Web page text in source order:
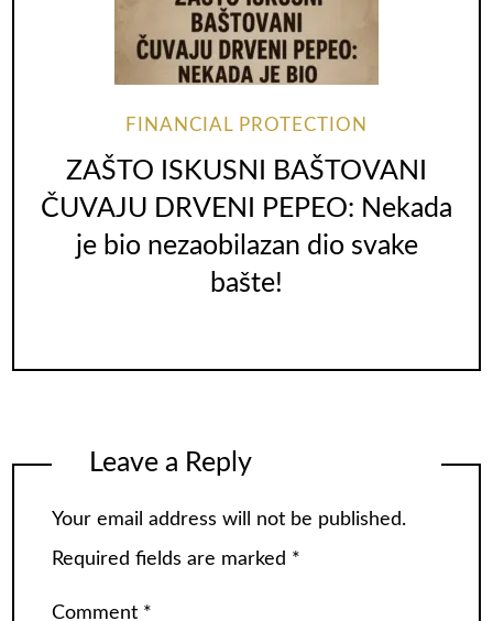
FINANCIAL PROTECTION
ZAŠTO ISKUSNI BAŠTOVANI
ČUVAJU DRVENI PEPEO: Nekada
je bio nezaobilazan dio svake
bašte!
Leave a Reply
Your email address will not be published.
Required fields are marked *
Comment *